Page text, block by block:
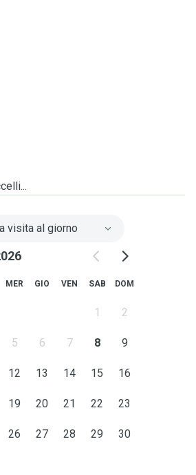
visita al giorno
MER GIO VEN SAB DOM
1 2
5 6 7 8 9
12 13 14 15 16
19 20 21 22 23
26 27 28 29 30